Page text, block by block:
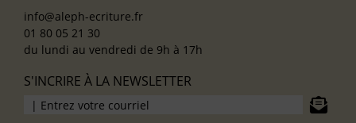
info@aleph-ecriture.fr
01 80 05 21 30
du lundi au vendredi de 9h à 17h
S'INCRIRE À LA NEWSLETTER